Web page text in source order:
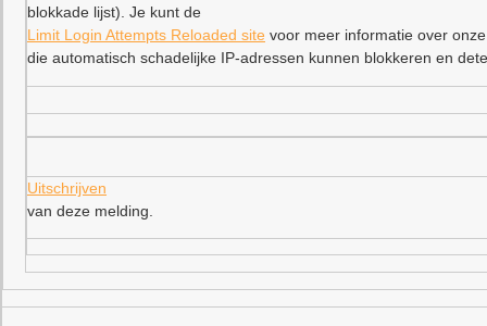
blokkade lijst). Je kunt de
Limit Login Attempts Reloaded site voor meer informatie over
die automatisch schadelijke IP-adressen kunnen blokkeren en
Uitschrijven
van deze melding.